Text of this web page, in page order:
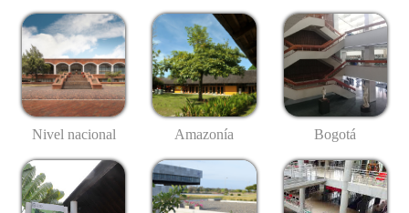
Nivel nacional Amazonía Bogotá